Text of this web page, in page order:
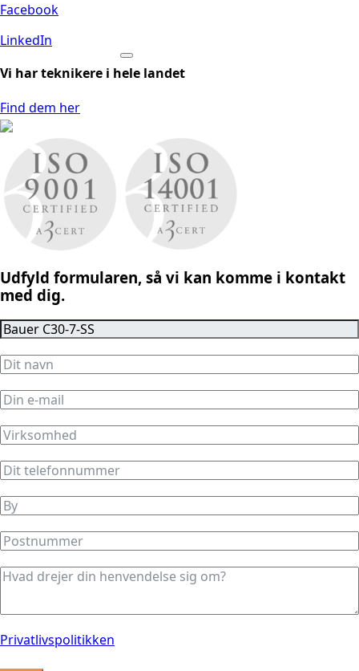
Facebook
LinkedIn
Vi har teknikere i hele landet
Find dem her
Udfyld formularen, så vi kan komme i kontakt
med dig.
Privatlivspolitikken